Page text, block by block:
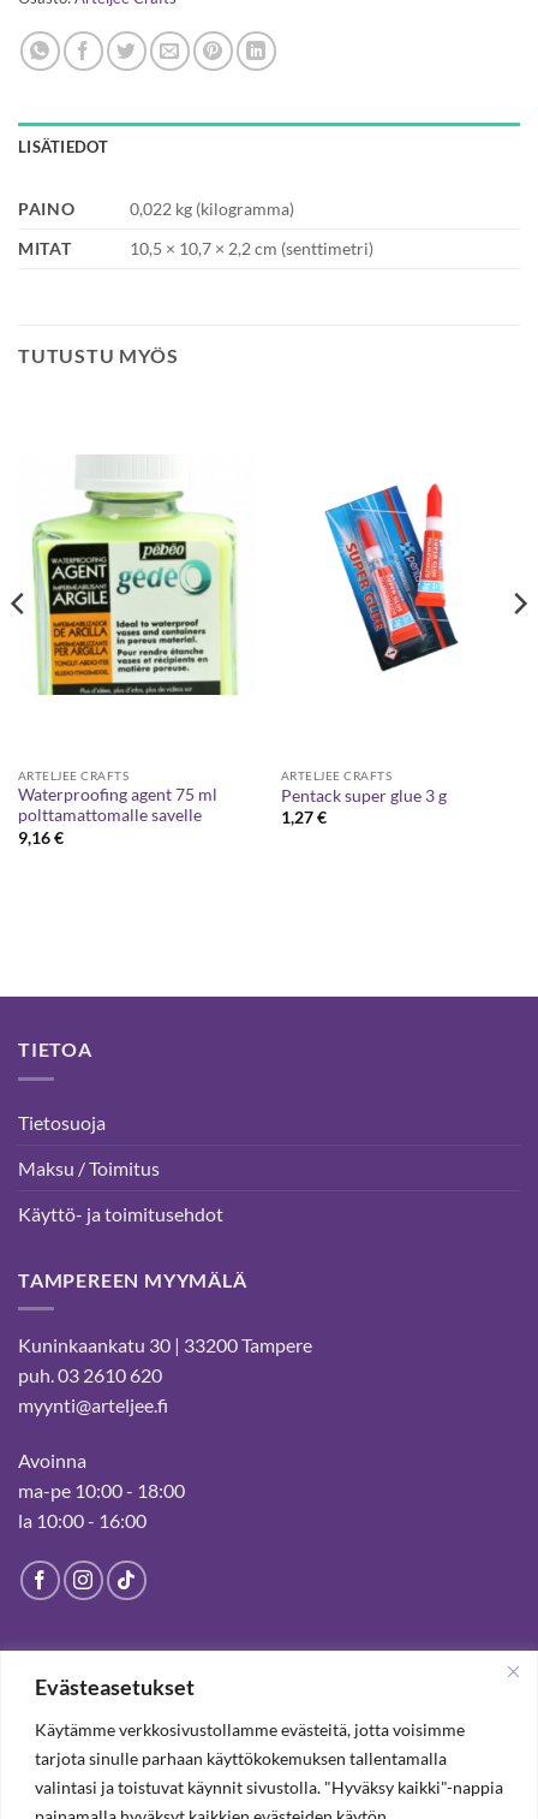
Evästeasetukset
Käytämme verkkosivustollamme evästeitä, jotta voisimme
tarjota sinulle parhaan käyttökokemuksen tallentamalla
valintasi ja toistuvat käynnit sivustolla. "Hyväksy kaikki"-nappia
LISÄTIEDOT
PAINO
0,022 kg (kilogramma)
MITAT
10,5 × 10,7 × 2,2 cm (senttimetri)
TUTUSTU MYÖS
ARTELJEE CRAFTS
Waterproofing agent 75 ml
polttamattomalle savelle
9,16€
ARTELJEE CRAFTS
Pentack super glue 3 g
1,27€
TIETOA
Tietosuoja
Maksu / Toimitus
Käyttö- ja toimitusehdot
TAMPEREEN MYYMÄLÄ
Kuninkaankatu 30 | 33200 Tampere
puh. 03 2610 620
myynti@arteljee.fi
Avoinna
ma-pe 10:00 - 18:00
la 10:00 - 16:00
Suljettu pysyvästi 19.7.2025 alkaen
TILAA UUTISKIRJE, SAAT 20% ALENNUKSEN